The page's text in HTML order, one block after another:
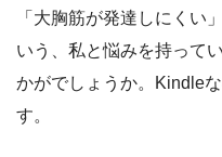
「大胸筋が発達しにくい
いう、私と悩みを持って
かがでしょうか。Kindle
す。